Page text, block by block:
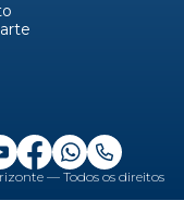
— Todos os direitos